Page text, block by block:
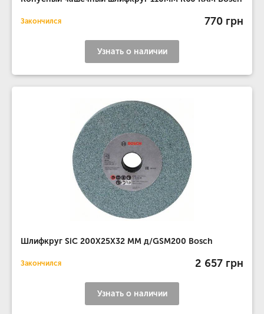
Закончился 770 грн
Узнать о наличии
Шлифкруг SiC 200Х25Х32 MM д/GSM200 Bosch
Закончился 2 657 грн
Узнать о наличии